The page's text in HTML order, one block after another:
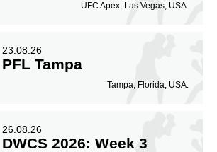
UFC Apex, Las Vegas, USA.
23.08.26
PFL Tampa
Tampa, Florida, USA.
26.08.26
DWCS 2026: Week 3